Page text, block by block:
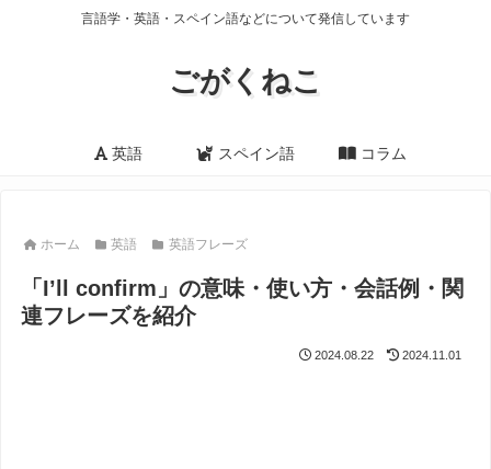
言語学・英語・スペイン語などについて発信しています
ごがくねこ
英語 スペイン語 コラム
ホーム 英語 英語フレーズ
「I’ll confirm」の意味・使い方・会話例・関
連フレーズを紹介
2024.08.22 2024.11.01